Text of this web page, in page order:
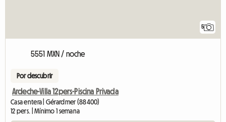
5
5551 MXN / noche
Por descubrir
Ardeche-Villa 12pers-Piscina Privada
Casa entera | Gérardmer (88400)
12 pers. | Mínimo 1 semana